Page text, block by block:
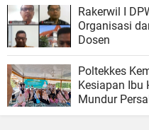
Rakerwil I
Organisasi
Dosen
Poltekkes
Kesiapan Ibu
Mundur